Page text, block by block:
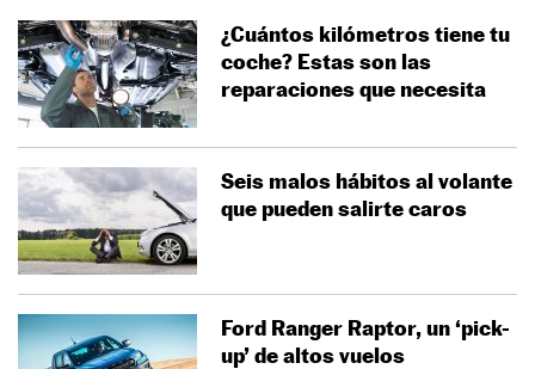
¿Cuántos kilómetros tiene tu
coche? Estas son las
reparaciones que necesita
Seis malos hábitos al volante
que pueden salirte caros
Ford Ranger Raptor, un ‘pick-
up’ de altos vuelos